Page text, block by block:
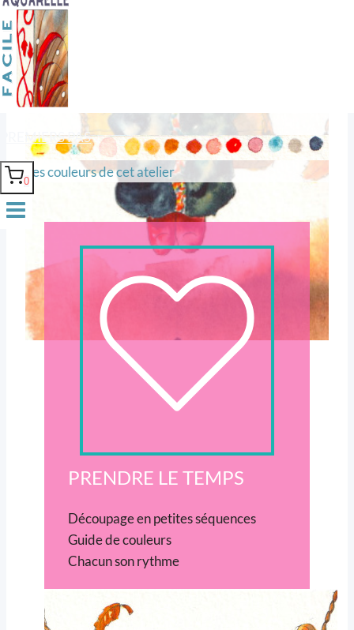
PREMIERS PAS
0
Les couleurs de cet atelier
PRENDRE LE TEMPS
Découpage en petites séquences
Guide de couleurs
Chacun son rythme